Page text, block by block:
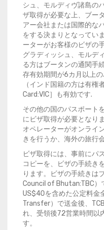
シュ、モルディヴ諸島の
ザ取得が必要な上、ブー
アー会社または国際的な
をする決まりとなってい
ーターがお客様のビザの
グラディッシュ、モルデ
る方はブータンの通関手
存有効期間が6カ月以上
（インド国籍の方は有
Card:VIC］も有効です.
その他の国のパスポート
にビザ取得が必要となり
オペレーターがオンライ
きを行うか、海外の旅行
ビザ取得には、事前にパ
コピーを、ビザの手続き
ります。ビザの手続きは
Council of Bhutan:TBC）
US$40を含めた公定料金
Transfer）で送金後、
れ、受領後72営業時間以
す。